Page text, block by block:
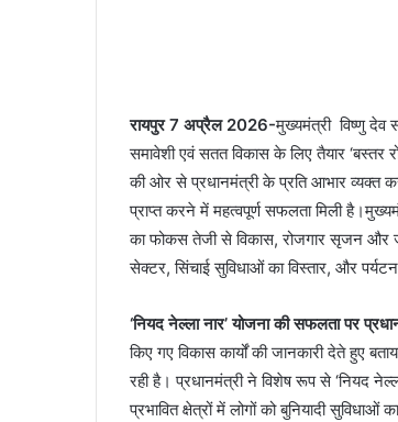
रायपुर 7 अप्रैल 2026-मुख्यमंत्री विष्णु देव
समावेशी एवं सतत विकास के लिए तैयार
की ओर से प्रधानमंत्री के प्रति आभार व्यक्त
प्राप्त करने में महत्वपूर्ण सफलता मिली
का फोकस तेजी से विकास, रोजगार सृजन और
सेक्टर, सिंचाई सुविधाओं का विस्तार, और
‘नियद नेल्ला नार’ योजना की सफलता पर
किए गए विकास कार्यों की जानकारी देते हुए
रही है। प्रधानमंत्री ने विशेष रूप से ‘नियद
प्रभावित क्षेत्रों में लोगों को बुनियादी